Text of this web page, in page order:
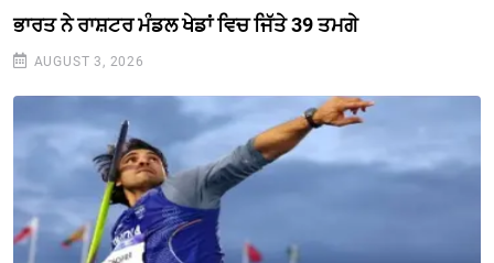
ਭਾਰਤ ਨੇ ਰਾਸ਼ਟਰ ਮੰਡਲ ਖੇਡਾਂ ਵਿਚ ਜਿੱਤੇ 39 ਤਮਗੇ
AUGUST 3, 2026